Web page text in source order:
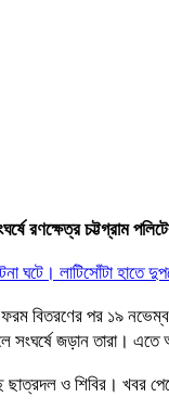
রণক্ষেত্র চট্টগ্রাম
ঘটে। লাটিসোঁটা হাতে
ফরম বিতরণের পর ১৯
সংঘর্ষে জড়ান তারা।
ও শিবির। খবর